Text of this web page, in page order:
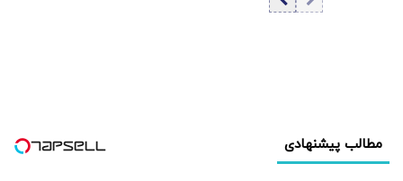
عراقی/ مقام
مطالب پیشنهادی